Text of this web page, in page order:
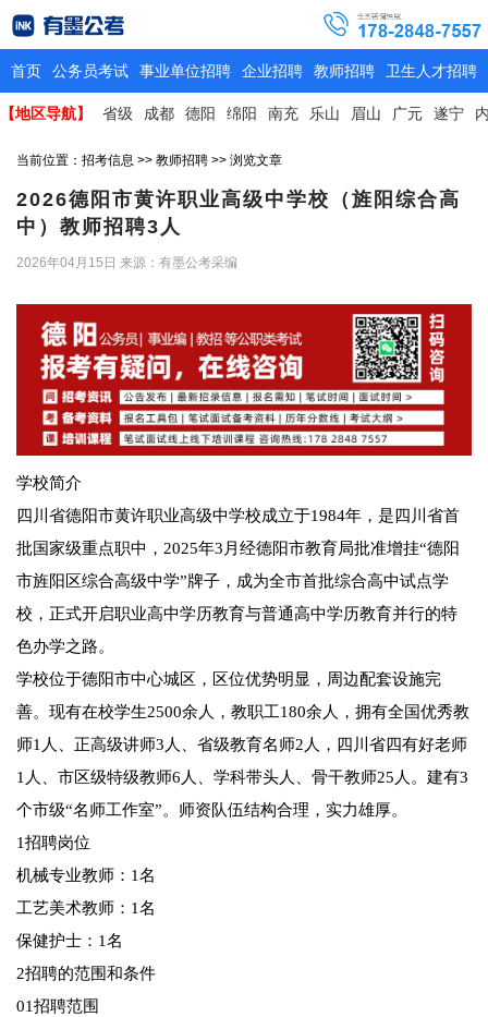
首页 公务员考试 事业单位招聘 企业招聘 教师招聘 卫生人才招聘
【地区导航】 省级 成都 德阳 绵阳 南充 乐山 眉山 广元 遂宁
当前位置： 招考信息 >> 教师招聘 >> 浏览文章
2026德阳市黄许职业高级中学校（旌阳综合高
中）教师招聘3人
2026年04月15日 来源：有墨公考采编
学校简介
四川省德阳市黄许职业高级中学校成立于1984年，是四川省首
批国家级重点职中，2025年3月经德阳市教育局批准增挂“德阳
市旌阳区综合高级中学”牌子，成为全市首批综合高中试点学
校，正式开启职业高中学历教育与普通高中学历教育并行的特
色办学之路。
学校位于德阳市中心城区，区位优势明显，周边配套设施完
善。现有在校学生2500余人，教职工180余人，拥有全国优秀教
师1人、正高级讲师3人、省级教育名师2人，四川省四有好老师
1人、市区级特级教师6人、学科带头人、骨干教师25人。建有3
个市级“名师工作室”。师资队伍结构合理，实力雄厚。
1招聘岗位
机械专业教师：1名
工艺美术教师：1名
保健护士：1名
2招聘的范围和条件
01招聘范围